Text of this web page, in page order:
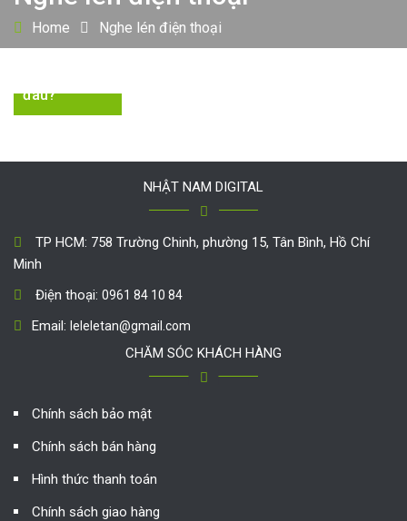
Home Nghe lén điện thoại
Nên mua
máy nghe lén
đâu?
NHẬT NAM DIGITAL
TP HCM: 758 Trường Chinh, phường 15, Tân Bình, Hồ Chí
Minh
Điện thoại: 0961 84 10 84
Email: leleletan@gmail.com
CHĂM SÓC KHÁCH HÀNG
Chính sách bảo mật
Chính sách bán hàng
Hình thức thanh toán
Chính sách giao hàng